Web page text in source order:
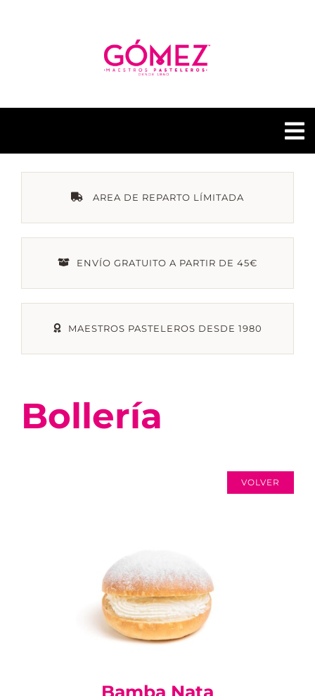
GÓMEZ PASTELERÍAS
NUESTRAS TIENDAS
CONTACTO
MI CUENTA
AREA DE REPARTO LÍMITADA
ENVÍO GRATUITO A PARTIR DE 45€
MAESTROS PASTELEROS DESDE 1980
Bollería
VOLVER
Bamba Nata